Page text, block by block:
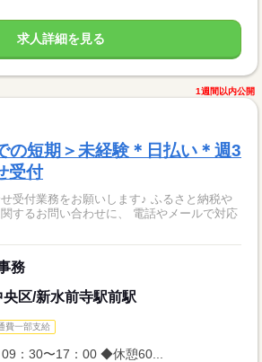
求人詳細を見る
1週間以内公開
の短期＞未経験＊日払い＊週3
受付
務をお願いします♪ ふるさと納税や
するお問い合わせに、 電話やメールで対応
務
区/新水前寺駅前駅
費一部支給
：30〜17：00 ◆休憩60...